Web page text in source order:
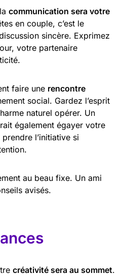
communication sera votre
en couple, c’est le
sincère. Exprimez
votre partenaire
faire une rencontre
social. Gardez l’esprit
naturel opérer. Un
également égayer votre
l’initiative si
au beau fixe. Un ami
avisés.
créativité sera au sommet.